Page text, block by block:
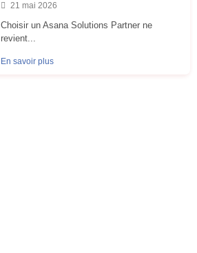
21 mai 2026
Choisir un Asana Solutions Partner ne
revient...
En savoir plus